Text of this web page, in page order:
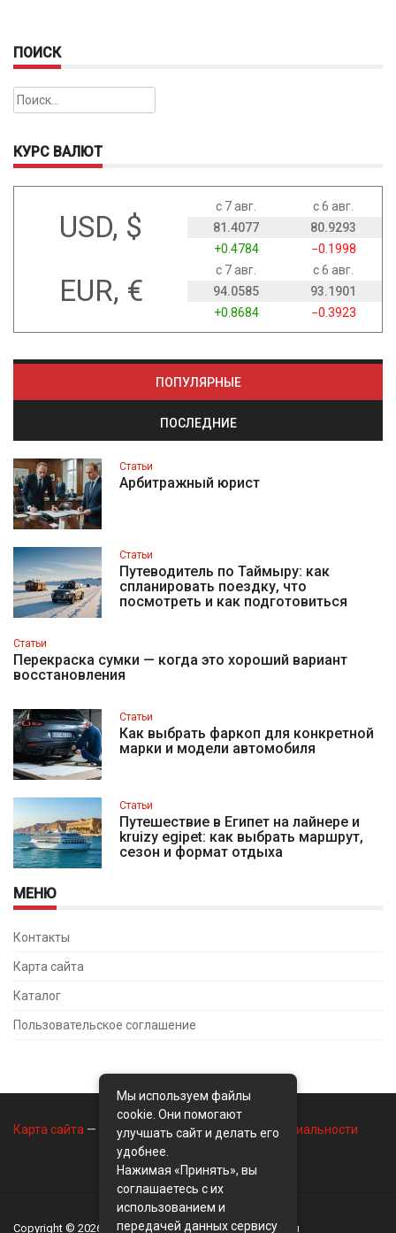
ПОИСК
Найти:
КУРС ВАЛЮТ
USD, $
с 7 авг.
с 6 авг.
81.4077
80.9293
+0.4784
−0.1998
EUR, €
с 7 авг.
с 6 авг.
94.0585
93.1901
+0.8684
−0.3923
ПОПУЛЯРНЫЕ
ПОСЛЕДНИЕ
Статьи
Арбитражный юрист
Статьи
Путеводитель по Таймыру: как
спланировать поездку, что
посмотреть и как подготовиться
Статьи
Перекраска сумки — когда это хороший вариант
восстановления
Статьи
Как выбрать фаркоп для конкретной
марки и модели автомобиля
Статьи
Путешествие в Египет на лайнере и
kruizy egipet: как выбрать маршрут,
сезон и формат отдыха
МЕНЮ
Контакты
Карта сайта
Каталог
Пользовательское соглашение
Карта сайта — Контакты— Политика конфиденциальности
Copyright © 2026 BusinessMix- Экономика и финансы
Мы используем файлы
cookie. Они помогают
улучшать сайт и делать его
удобнее.
Нажимая «Принять», вы
соглашаетесь с их
использованием и
передачей данных сервису